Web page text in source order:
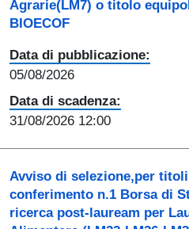
Agrarie(LM7) o titolo
BIOECOF
Data di pubblicazione:
05/08/2026
Data di scadenza:
31/08/2026 12:00
Avviso di selezione,per
conferimento n.1 Borsa di
ricerca post-lauream per